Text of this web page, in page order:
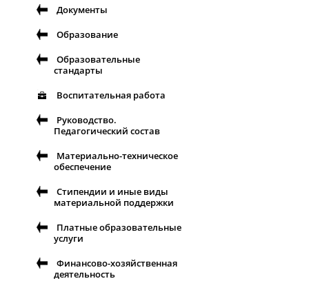
Документы
Образование
Образовательные
стандарты
Воспитательная работа
Руководство.
Педагогический состав
Материально-техническое
обеспечение
Стипендии и иные виды
материальной поддержки
Платные образовательные
услуги
Финансово-хозяйственная
деятельность